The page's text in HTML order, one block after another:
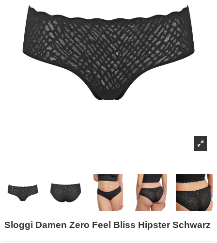
Sloggi Damen Zero Feel Bliss Hipster Schwarz